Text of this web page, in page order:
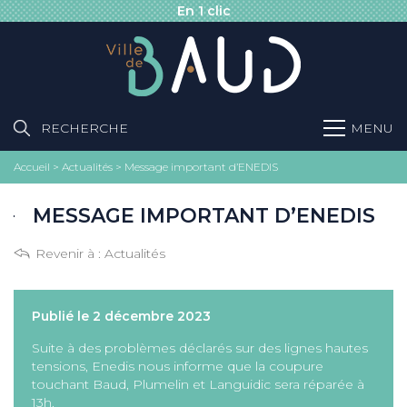
En 1 clic
RECHERCHE MENU
Accueil > Actualités > Message important d’ENEDIS
MESSAGE IMPORTANT D’ENEDIS
Revenir à : Actualités
Publié le 2 décembre 2023
Suite à des problèmes déclarés sur des lignes hautes
tensions, Enedis nous informe que la coupure
touchant Baud, Plumelin et Languidic sera réparée à
13h.